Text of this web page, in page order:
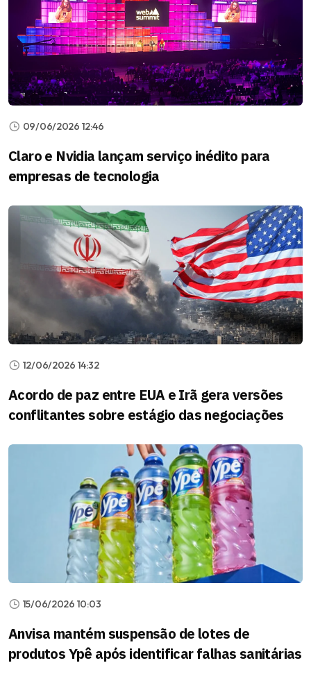
09/06/2026 12:46
Claro e Nvidia lançam serviço inédito para
empresas de tecnologia
12/06/2026 14:32
Acordo de paz entre EUA e Irã gera versões
conflitantes sobre estágio das negociações
15/06/2026 10:03
Anvisa mantém suspensão de lotes de
produtos Ypê após identificar falhas sanitárias